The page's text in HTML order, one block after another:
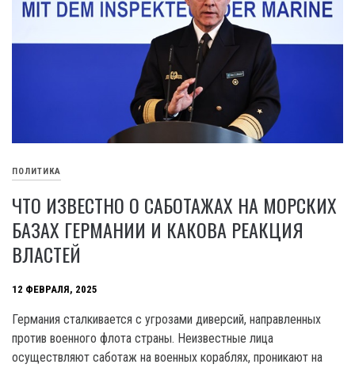
ПОЛИТИКА
ЧТО ИЗВЕСТНО О САБОТАЖАХ НА МОРСКИХ
БАЗАХ ГЕРМАНИИ И КАКОВА РЕАКЦИЯ
ВЛАСТЕЙ
12 ФЕВРАЛЯ, 2025
Германия сталкивается с угрозами диверсий, направленных
против военного флота страны. Неизвестные лица
осуществляют саботаж на военных кораблях, проникают на